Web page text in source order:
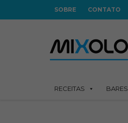
SOBRE CONTATO
RECEITAS BARES